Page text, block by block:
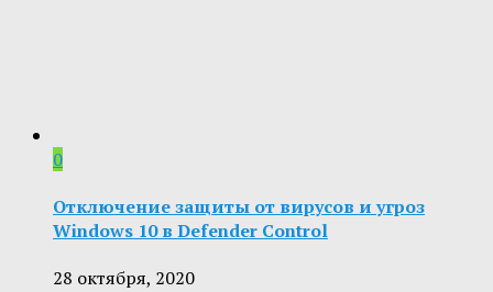
0
Отключение защиты от вирусов и угроз
Windows 10 в Defender Control
28 октября, 2020